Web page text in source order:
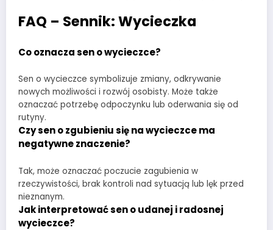
FAQ – Sennik: Wycieczka
Co oznacza sen o wycieczce?
Sen o wycieczce symbolizuje zmiany, odkrywanie
nowych możliwości i rozwój osobisty. Może także
oznaczać potrzebę odpoczynku lub oderwania się od
rutyny.
Czy sen o zgubieniu się na wycieczce ma
negatywne znaczenie?
Tak, może oznaczać poczucie zagubienia w
rzeczywistości, brak kontroli nad sytuacją lub lęk przed
nieznanym.
Jak interpretować sen o udanej i radosnej
wycieczce?